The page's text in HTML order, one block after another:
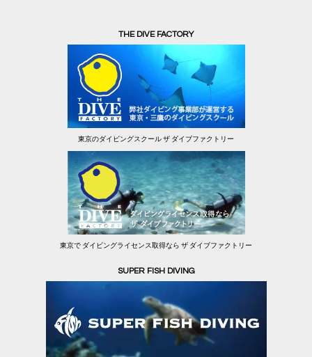
THE DIVE FACTORY
東京のダイビングスクール ザ ダイブファクトリー
東京で ダイビングライセンス取得なら ザ ダイブファクトリー
SUPER FISH DIVING